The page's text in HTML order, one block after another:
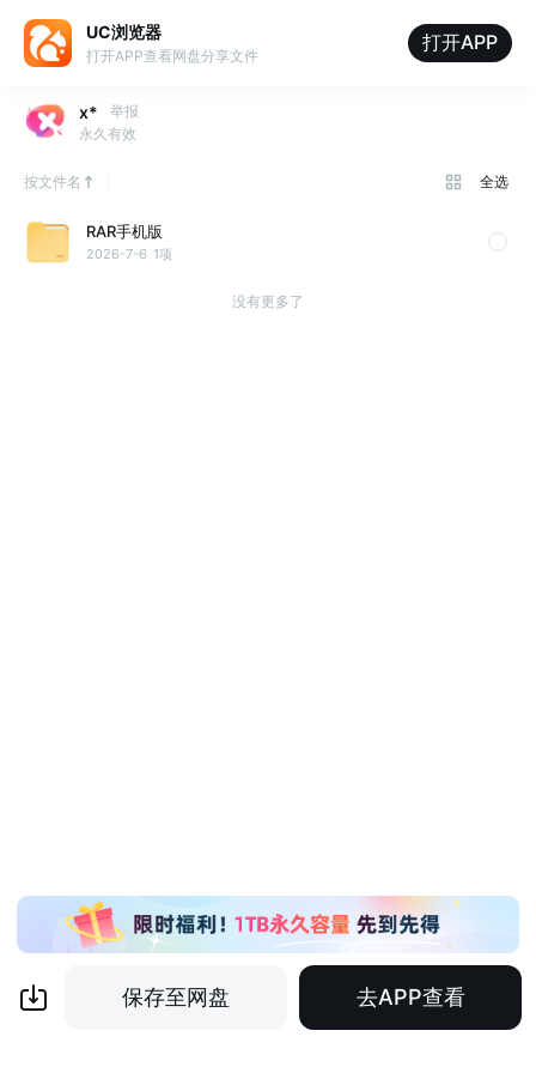
UC浏览器
打开APP查看网盘分享文件
打开APP
x*
举报
永久有效
按文件名 全选
RAR手机版
2026-7-6 1项
没有更多了
保存至网盘 去APP查看